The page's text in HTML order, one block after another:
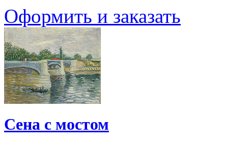
Оформить и заказать
Сена с мостом